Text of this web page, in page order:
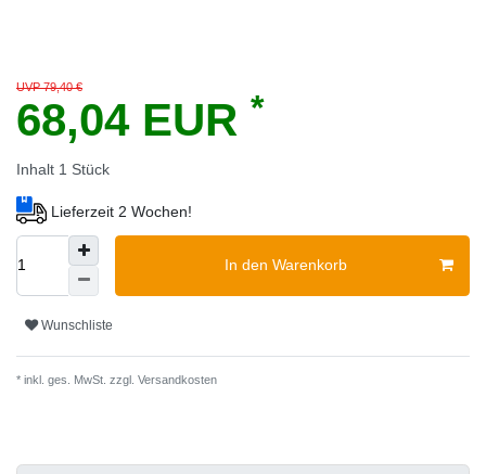
UVP 79,40 €
68,04 EUR *
Inhalt 1 Stück
Lieferzeit 2 Wochen!
In den Warenkorb
Wunschliste
* inkl. ges. MwSt. zzgl. Versandkosten